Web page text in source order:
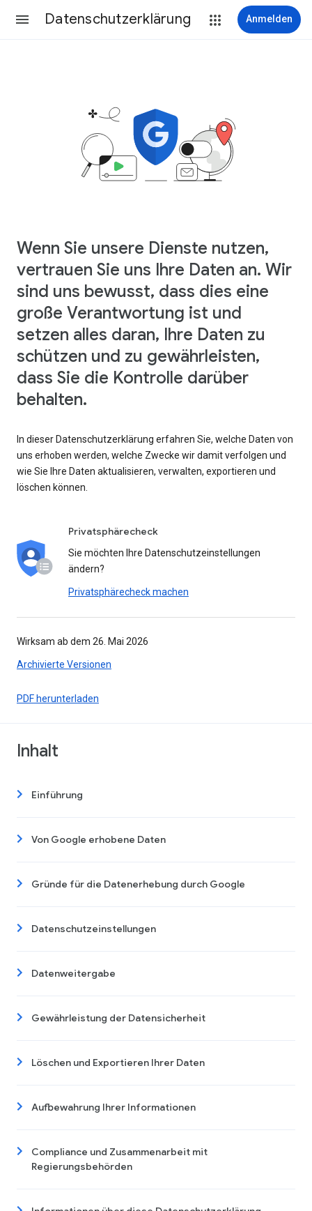
Datenschutzerklärung Anmelden
Wenn Sie unsere Dienste nutzen,
vertrauen Sie uns Ihre Daten an. Wir
sind uns bewusst, dass dies eine
große Verantwortung ist und
setzen alles daran, Ihre Daten zu
schützen und zu gewährleisten,
dass Sie die Kontrolle darüber
behalten.
In dieser Datenschutzerklärung erfahren Sie, welche Daten von
uns erhoben werden, welche Zwecke wir damit verfolgen und
wie Sie Ihre Daten aktualisieren, verwalten, exportieren und
löschen können.
Privatsphärecheck
Sie möchten Ihre Datenschutzeinstellungen
ändern?
Privatsphärecheck machen
Wirksam ab dem 26. Mai 2026
Archivierte Versionen
PDF herunterladen
Inhalt
Einführung
Von Google erhobene Daten
Gründe für die Datenerhebung durch Google
Datenschutzeinstellungen
Datenweitergabe
Gewährleistung der Datensicherheit
Löschen und Exportieren Ihrer Daten
Aufbewahrung Ihrer Informationen
Compliance und Zusammenarbeit mit
Regierungsbehörden